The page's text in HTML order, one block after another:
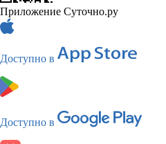
Приложение Суточно.ру
Доступно в
Доступно в